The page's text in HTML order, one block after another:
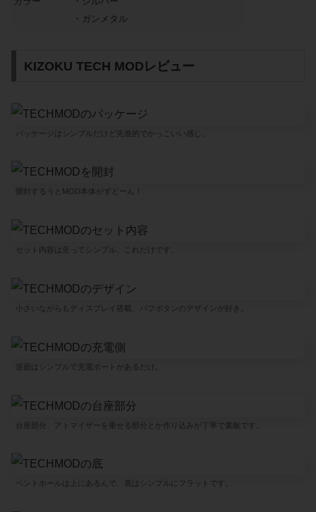
・ガンメタル
KIZOKU TECH MODレビュー
パッケージはシンプルだけど先進的でかっこいい感じ。
開封するうとMOD本体がずどーん！
セット内容は至ってシンプル、これだけです。
小さいながらもディスプレイ搭載、パフボタンのデザインが好き。
逆面はシンプルで充電ポートがあるだけ。
台座部分、アトマイザーを乗せる部分とか作り込みが丁寧で素敵です。
ベントホールは上にあるんで、底はシンプルにフラットです。